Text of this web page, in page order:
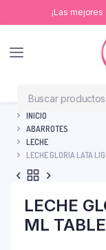
¡Las mejores
INICIO
ABARROTES
LECHE
LECHE GLORIA LATA
LECHE
ML